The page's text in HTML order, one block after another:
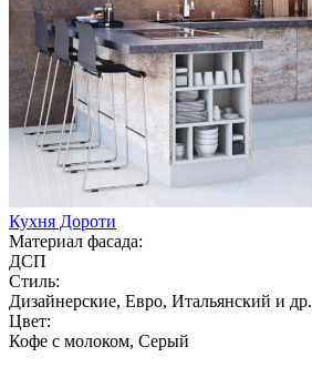
Кухня Дороти
Материал фасада:
ДСП
Стиль:
Дизайнерские, Евро, Итальянский и др.
Цвет:
Кофе с молоком, Серый